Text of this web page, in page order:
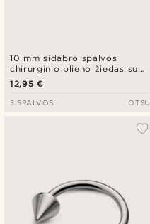
10 mm sidabro spalvos
chirurginio plieno žiedas su
segtuku
12,95 €
3 SPALVOS OTSU